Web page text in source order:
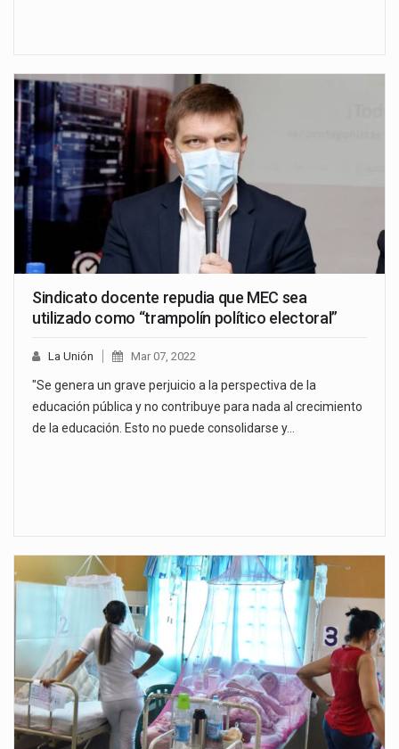
Sindicato docente repudia que MEC sea
utilizado como “trampolín político electoral”
La Unión Mar 07, 2022
"Se genera un grave perjuicio a la perspectiva de la
educación pública y no contribuye para nada al crecimiento
de la educación. Esto no puede consolidarse y…